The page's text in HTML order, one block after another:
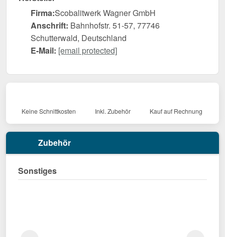
Firma:Scobalitwerk Wagner GmbH
Anschrift: Bahnhofstr. 51-57, 77746
Schutterwald, Deutschland
E-Mail: [email protected]
Keine Schnittkosten Inkl. Zubehör Kauf auf Rechnung
Zubehör
Sonstiges